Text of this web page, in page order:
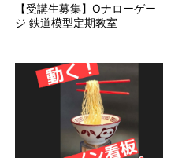
【受講生募集】Oナローゲー
ジ 鉄道模型定期教室